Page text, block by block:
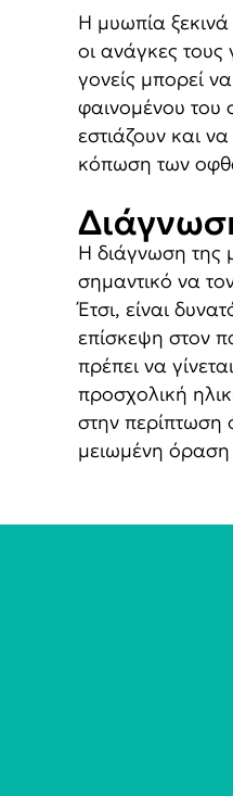
Η μυωπία ξεκινά
οι ανάγκες
γονείς μπορεί
φαινομένου του
εστιάζουν και
κόπωση των
Η διάγνωση της
σημαντικό να
Έτσι, είναι
επίσκεψη στον
πρέπει να
προσχολική
στην περίπτωση
μειωμένη όραση